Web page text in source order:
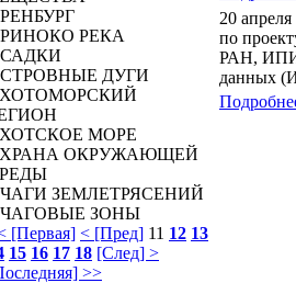
РЕКА
ДУГИ
МОРЕ
ОКРУЖАЮЩЕЙ
ЗЕМЛЕТРЯСЕНИЙ
ЗОНЫ
[Первая] < [Пред] 11 12 13
15 16 17 18 [След] >
>>
20
по
РАН, ИПИ
данных